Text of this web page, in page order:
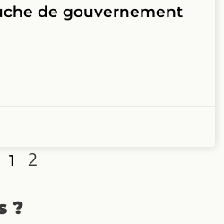
de gouvernement
1 2
?